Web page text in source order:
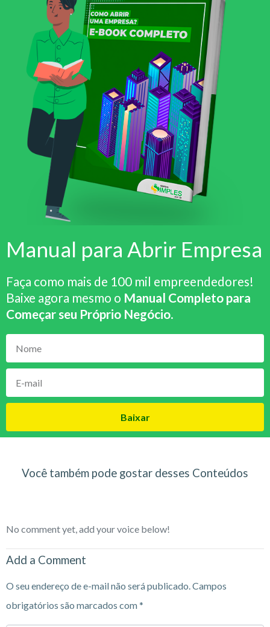
Manual para Abrir Empresa
Faça como mais de 100 mil empreendedores!
Baixe agora mesmo o Manual Completo para
Começar seu Próprio Negócio.
Baixar
Você também pode gostar desses Conteúdos
No comment yet, add your voice below!
Add a Comment
O seu endereço de e-mail não será publicado.Campos
obrigatórios são marcados com*